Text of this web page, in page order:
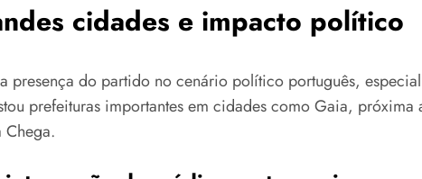
cidades e impacto político
presença do partido no cenário político português,
prefeituras importantes em cidades como Gaia,